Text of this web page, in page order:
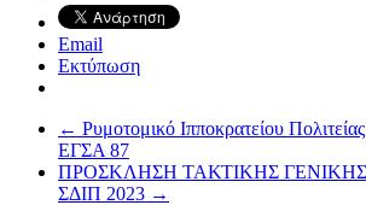
Email
Εκτύπωση
← Ρυμοτομικό Ιπποκρατείου
ΕΓΣΑ 87
ΠΡΟΣΚΛΗΣΗ ΤΑΚΤΙΚΗΣ
ΣΔΙΠ 2023 →